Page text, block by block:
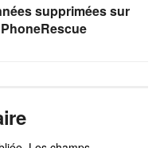
supprimées sur